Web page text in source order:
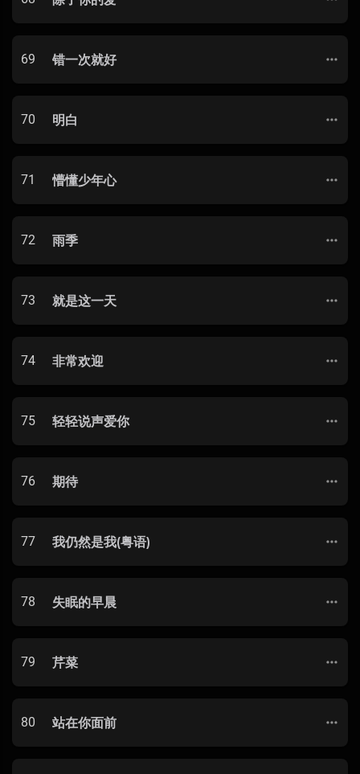
69 错一次就好
70 明白
71 懵懂少年心
72 雨季
73 就是这一天
74 非常欢迎
75 轻轻说声爱你
76 期待
77 我仍然是我(粤语)
78 失眠的早晨
79 芹菜
80 站在你面前